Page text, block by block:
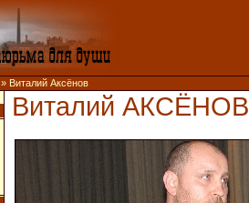
» Виталий Аксёнов
Виталий АКСЁНОВ